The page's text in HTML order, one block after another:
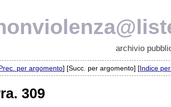
archivio
per argomento] [Succ. per argomento] [Indice
309